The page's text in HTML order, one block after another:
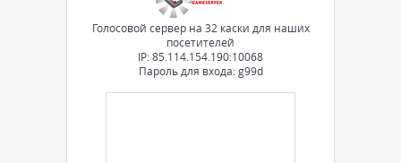
Голосовой сервер на 32 каски для наших
посетителей
IP: 85.114.154.190:10068
Пароль для входа: g99d